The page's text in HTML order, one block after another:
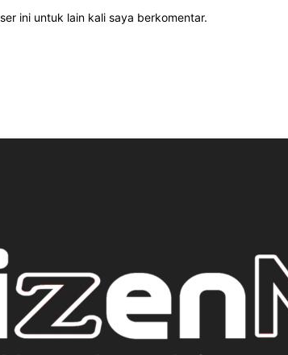
ini untuk lain kali saya berkomentar.